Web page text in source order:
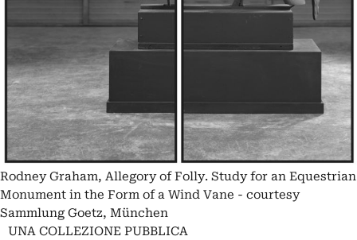
Rodney Graham, Allegory of Folly. Study for an Equestrian
Monument in the Form of a Wind Vane - courtesy
Sammlung Goetz, München
UNA COLLEZIONE PUBBLICA